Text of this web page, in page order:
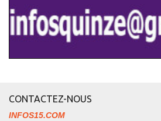
CONTACTEZ-NOUS
INFOS15.COM